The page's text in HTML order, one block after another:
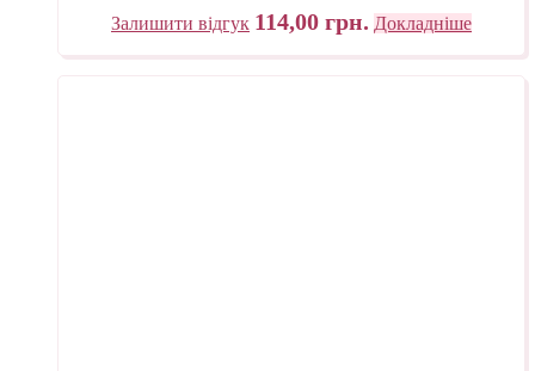
Залишити відгук 114,00 грн. Докладніше